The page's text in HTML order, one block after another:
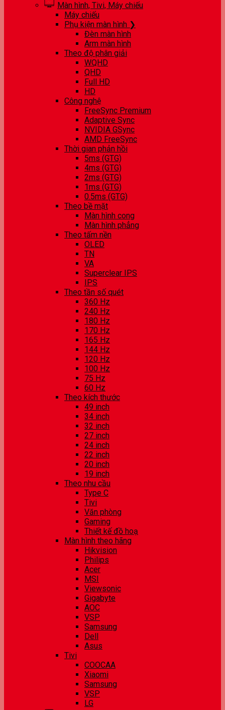
Màn hình, Tivi, Máy chiếu
Máy chiếu
Phụ kiện màn hình ❯
Đèn màn hình
Arm màn hình
Theo độ phân giải
WQHD
QHD
Full HD
HD
Công nghệ
FreeSync Premium
Adaptive Sync
NVIDIA GSync
AMD FreeSync
Thời gian phản hồi
5ms (GTG)
4ms (GTG)
2ms (GTG)
1ms (GTG)
0.5ms (GTG)
Theo bề mặt
Màn hình cong
Màn hình phẳng
Theo tấm nền
OLED
TN
VA
Superclear IPS
IPS
Theo tần số quét
360 Hz
240 Hz
180 Hz
170 Hz
165 Hz
144 Hz
120 Hz
100 Hz
75 Hz
60 Hz
Theo kích thước
49 inch
34 inch
32 inch
27 inch
24 inch
22 inch
20 inch
19 inch
Theo nhu cầu
Type C
Tivi
Văn phòng
Gaming
Thiết kế đồ hoạ
Màn hình theo hãng
Hikvision
Philips
Acer
MSI
Viewsonic
Gigabyte
AOC
VSP
Samsung
Dell
Asus
Tivi
COOCAA
Xiaomi
Samsung
VSP
LG